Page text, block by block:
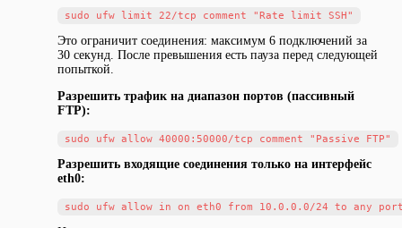
Это ограничит соединения: максимум 6 подключений за
30 секунд. После превышения есть пауза перед следующей
попыткой.
Разрешить трафик на диапазон портов (пассивный
FTP):
Разрешить входящие соединения только на интерфейс
eth0: